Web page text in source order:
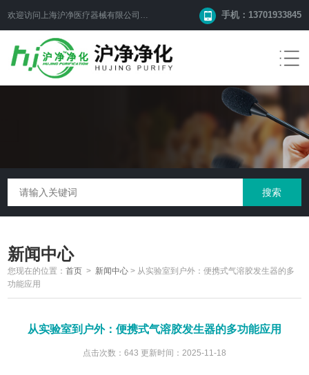
欢迎访问上海沪净医疗器械有限公司网站！ 手机：13701933845
新闻中心
您现在的位置：首页 > 新闻中心 > 从实验室到户外：便携式气溶胶发生器的多
功能应用
从实验室到户外：便携式气溶胶发生器的多功能应用
点击次数：643 更新时间：2025-11-18